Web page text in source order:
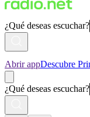
¿Qué deseas escuchar?
Abrir appDescubre
¿Qué deseas escuchar?